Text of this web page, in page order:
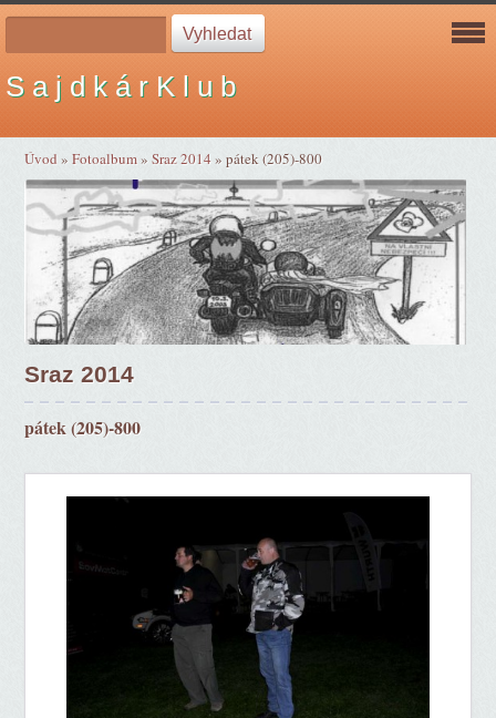
S a j d k á r K l u b
Úvod »Fotoalbum»Sraz 2014»pátek (205)-800
Sraz 2014
pátek (205)-800